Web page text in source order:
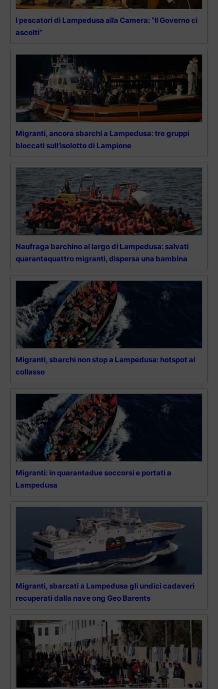
I pescatori di Lampedusa alla Camera: “Il Governo ci
ascolti”
Migranti, ancora sbarchi a Lampedusa: tre gruppi
bloccati sull’isolotto di Lampione
Naufraga barchino al largo di Lampedusa: salvati
quarantaquattro migranti, dispersa una bambina
Migranti, sbarchi non stop a Lampedusa: hotspot al
collasso
Migranti: in quarantadue soccorsi e portati a
Lampedusa
Migranti, sbarcati a Lampedusa gli undici cadaveri
recuperati dalla nave ong Geo Barents